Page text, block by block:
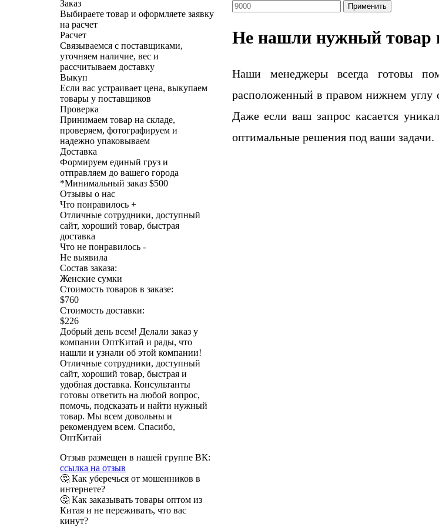
Заказ
Выбираете товар и оформляете заявку
на расчет
Расчет
Связываемся с поставщиками,
уточняем наличие, вес и
рассчитываем доставку
Выкуп
Если вас устраивает цена, выкупаем
товары у поставщиков
Проверка
Принимаем товар на складе,
проверяем, фотографируем и
надежно упаковываем
Доставка
Формируем единый груз и
отправляем до вашего города
*Минимальный заказ $500
Отзывы о нас
Что понравилось +
Отличные сотрудники, доступный
сайт, хороший товар, быстрая
доставка
Что не понравилось -
Не выявила
Состав заказа:
Женские сумки
Стоимость товаров в заказе:
$760
Стоимость доставки:
$226
Добрый день всем! Делали заказ у
компании ОптКитай и рады, что
нашли и узнали об этой компании!
Отличные сотрудники, доступный
сайт, хороший товар, быстрая и
удобная доставка. Консультанты
готовы ответить на любой вопрос,
помочь, подсказать и найти нужный
товар. Мы всем довольны и
рекомендуем всем. Спасибо,
ОптКитай
Отзыв размещен в нашей группе ВК:
ссылка на отзыв
🤔 Как уберечься от мошенников в
интернете?
🤔 Как заказывать товары оптом из
Китая и не переживать, что вас
кинут?
Применить
Не нашли нужный товар
Наши менеджеры всегда готовы
расположенный в правом нижнем углу
Даже если ваш запрос касается
оптимальные решения под ваши задачи.